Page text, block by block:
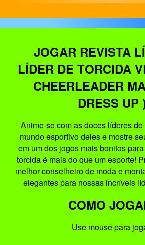
JOGAR REVISTA
LÍDER DE TORCIDA
CHEERLEADER
DRESS UP
Anime-se com as doces líderes
mundo esportivo deles e mostre
em um dos jogos mais bonitos
torcida é mais do que um esporte!
melhor conselheiro de moda e
elegantes para nossas incríveis
COMO
Use mouse para